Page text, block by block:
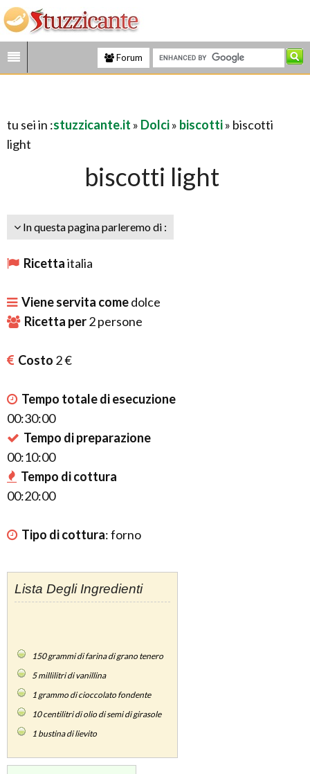
Forum
tu sei in :stuzzicante.it » Dolci» biscotti» biscotti
light
biscotti light
In questa pagina parleremo di :
Ricettaitalia
Viene servita comedolce
Ricetta per2persone
Costo 2 €
Tempo totale di esecuzione
00:30:00
Tempo di preparazione
00:10:00
Tempo di cottura
00:20:00
Tipo di cottura:forno
Lista Degli Ingredienti
150grammi di farina di grano tenero
5millilitri di vanillina
1grammo di cioccolato fondente
10centilitri di olio di semi di girasole
1 bustina di lievito